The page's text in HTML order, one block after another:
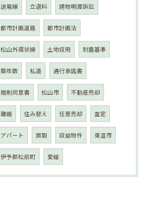
送電線 立退料 建物明渡訴訟
都市計画道路 都市計画法
松山外環状線 土地収用 耐震基準
築年数 私道 通行承諾書
掘削同意書 松山市 不動産売却
離婚 住み替え 任意売却 査定
アパート 買取 収益物件 東温市
伊予郡松前町 愛媛